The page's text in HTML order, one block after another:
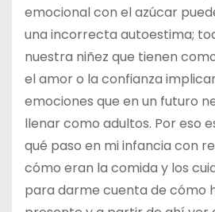
emocional con el azúcar
una incorrecta autoestima;
nuestra niñez que tienen
el amor o la confianza
emociones que en un futuro
llenar como adultos. Por eso
qué paso en mi infancia con
cómo eran la comida y los
para darme cuenta de cómo